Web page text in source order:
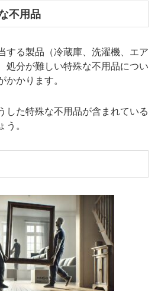
不用品
する製品（冷蔵庫、洗濯機、エア
処分が難しい特殊な不用品につい
かかります。
した特殊な不用品が含まれている
う。